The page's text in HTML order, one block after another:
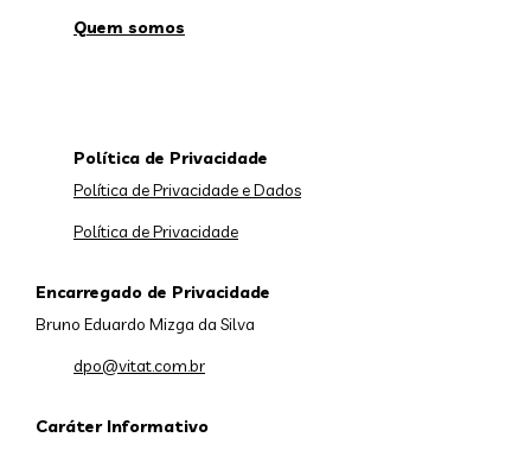
Quem somos
Caráter Informativo
Política de Privacidade
Política de Privacidade e Dados
Política de Privacidade
Encarregado de Privacidade
Bruno Eduardo Mizga da Silva
dpo@vitat.com.br